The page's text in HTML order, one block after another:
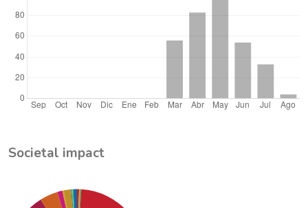
Societal impact